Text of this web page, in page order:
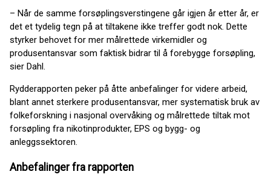
– Når de samme forsøplingsverstingene går igjen år etter år, er
det et tydelig tegn på at tiltakene ikke treffer godt nok. Dette
styrker behovet for mer målrettede virkemidler og
produsentansvar som faktisk bidrar til å forebygge forsøpling,
sier Dahl.
Rydderapporten peker på åtte anbefalinger for videre arbeid,
blant annet sterkere produsentansvar, mer systematisk bruk av
folkeforskning i nasjonal overvåking og målrettede tiltak mot
forsøpling fra nikotinprodukter, EPS og bygg- og
anleggssektoren.
Anbefalinger fra rapporten